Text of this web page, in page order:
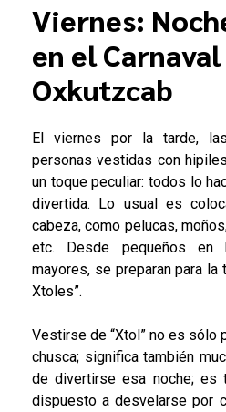
Viernes:
en el
Oxkutzcab
El viernes por la tarde,
personas vestidas con
un toque peculiar: todos lo
divertida. Lo usual es
cabeza, como pelucas,
etc. Desde pequeños en
mayores, se preparan para la
Xtoles”.
Vestirse de “Xtol” no es sólo
chusca; significa también
de divertirse esa noche; es
dispuesto a desvelarse por